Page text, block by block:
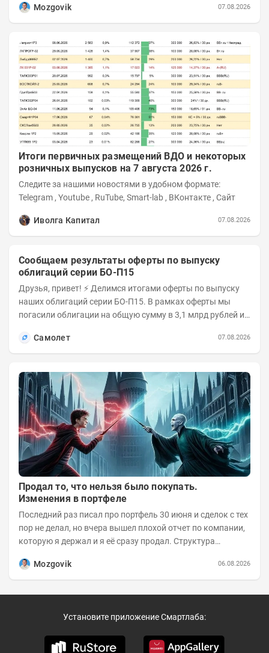
Mozgovik
07.08.2026
Итоги первичных размещений ВДО и некоторых
розничных выпусков на 7 августа 2026 г.
Следите за нашими новостями в удобном формате:
Telegram , Youtube , RuTube, Smart-lab , ВКонтакте , Сайт
Иволга Капитал 07.08.2026
Сообщаем результаты оферты по выпуску
облигаций серии БО-П15
Друзья, привет! ⚡️ Делимся итогами оферты по выпуску
наших облигаций серии БО-П15. В рамках оферты мы
погасили облигации на общую сумму в 3,1 млрд рублей из
Самолет
07.08.2026
Продал то, что нельзя было покупать.
Изменения в портфеле
Последний раз писал про портфель 30 июня и сделок с тех
пор не делал, но вчера вышел плохой отчет по компании,
которую я держал и я её сразу продал. Структура
Mozgovik
06.08.2026
Установите приложение Смартлаба: